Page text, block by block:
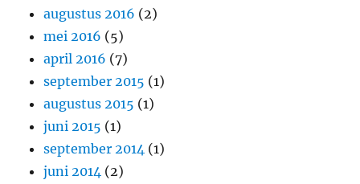
augustus 2016 (2)
mei 2016 (5)
april 2016 (7)
september 2015 (1)
augustus 2015 (1)
juni 2015 (1)
september 2014 (1)
juni 2014 (2)